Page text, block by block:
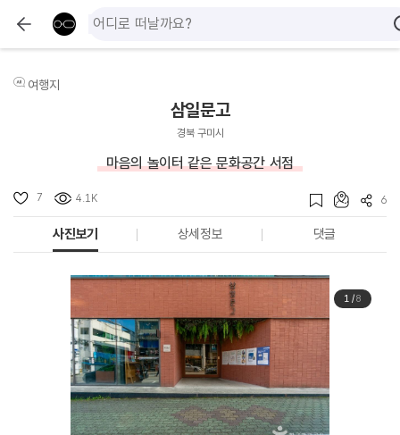
여행지
삼일문고
경북 구미시
마음의 놀이터 같은 문화공간 서점
7 4.1K 6
사진보기 상세정보 댓글
1/8